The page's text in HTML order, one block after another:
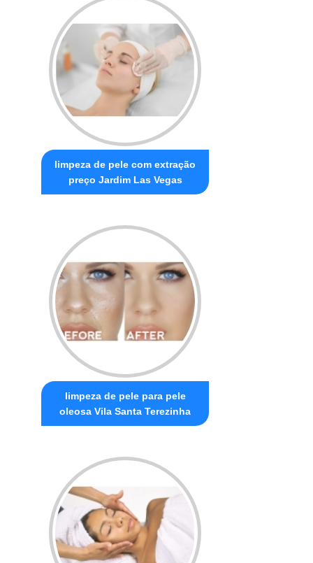
limpeza de pele com extração
preço Jardim Las Vegas
limpeza de pele para pele
oleosa Vila Santa Terezinha